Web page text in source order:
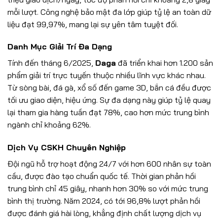
mỗi lượt. Công nghệ bảo mật đa lớp giúp tỷ lệ an toàn dữ
liệu đạt 99,97%, mang lại sự yên tâm tuyệt đối.
Danh Mục Giải Trí Đa Dạng
Tính đến tháng 6/2025, Daga đã triển khai hơn 1.200 sản
phẩm giải trí trực tuyến thuộc nhiều lĩnh vực khác nhau.
Từ sòng bài, đá gà, xổ số đến game 3D, bắn cá đều được
tối ưu giao diện, hiệu ứng. Sự đa dạng này giúp tỷ lệ quay
lại tham gia hàng tuần đạt 78%, cao hơn mức trung bình
ngành chỉ khoảng 62%.
Dịch Vụ CSKH Chuyên Nghiệp
Đội ngũ hỗ trợ hoạt động 24/7 với hơn 600 nhân sự toàn
cầu, được đào tạo chuẩn quốc tế. Thời gian phản hồi
trung bình chỉ 45 giây, nhanh hơn 30% so với mức trung
bình thị trường. Năm 2024, có tới 96,8% lượt phản hồi
được đánh giá hài lòng, khẳng định chất lượng dịch vụ